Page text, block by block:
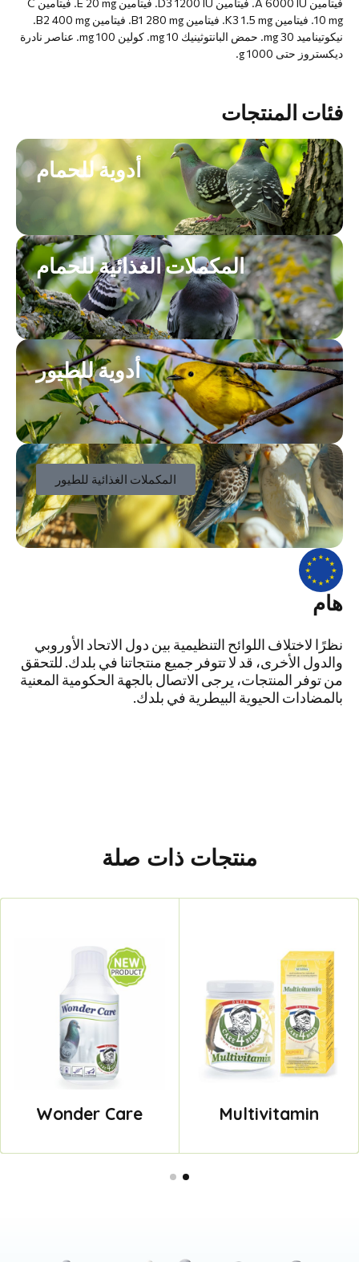
فيتامين A 6000 IU. فيتامين D3 1200 IU. فيتامين E 20 mg. فيتامين C
10 mg. فيتامين K3 1.5 mg. فيتامين B1 280 mg. فيتامين B2 400 mg.
نيكوتيناميد 30 mg. حمض البانتوثينيك 10 mg. كولين 100 mg. عناصر نادرة
ديكستروز حتى 1000 g.
فئات المنتجات
أدوية للحمام
المكملات الغذائية للحمام
أدوية للطيور
المكملات الغذائية للطيور
هام
نظرًا لاختلاف اللوائح التنظيمية بين دول الاتحاد الأوروبي
والدول الأخرى، قد لا تتوفر جميع منتجاتنا في بلدك. للتحقق
من توفر المنتجات، يرجى الاتصال بالجهة الحكومية المعنية
بالمضادات الحيوية البيطرية في بلدك.
منتجات ذات صلة
Multivitamin
Wonder Care